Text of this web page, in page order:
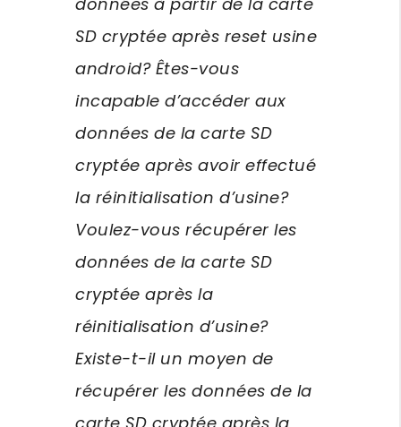
SD cryptée après reset usine
android? Êtes-vous
incapable d’accéder aux
données de la carte SD
cryptée après avoir effectué
la réinitialisation d’usine?
Voulez-vous récupérer les
données de la carte SD
cryptée après la
réinitialisation d’usine?
Existe-t-il un moyen de
récupérer les données de la